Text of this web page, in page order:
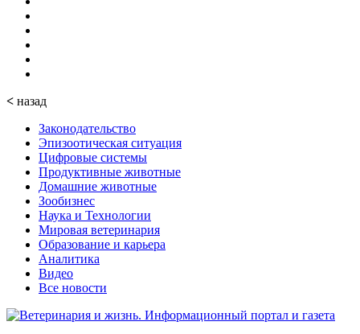
< назад
Законодательство
Эпизоотическая ситуация
Цифровые системы
Продуктивные животные
Домашние животные
Зообизнес
Наука и Технологии
Мировая ветеринария
Образование и карьера
Аналитика
Видео
Все новости